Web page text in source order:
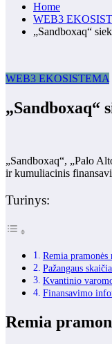
Home
WEB3
„Sandboxaq“
WEB3 EKOSISTEMA
„Sandboxaq“
„Sandboxaq“, „Palo
ir kumuliacinis
Turinys:
Remia
Pažangaus
Kvantinio
Finansavimo
Remia